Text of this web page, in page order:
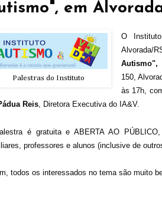
em
Palestras do Instituto
O
Alvorada/
Autismo",
150,
às 17h,
Reis, Diretora Executiva do IA&V.
é gratuita e ABERTA AO
professores e alunos (inclusive de
todos os interessados no tema são muito